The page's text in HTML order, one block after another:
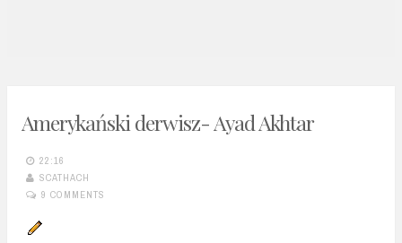
Amerykański derwisz- Ayad Akhtar
22:16
SCATHACH
9 COMMENTS